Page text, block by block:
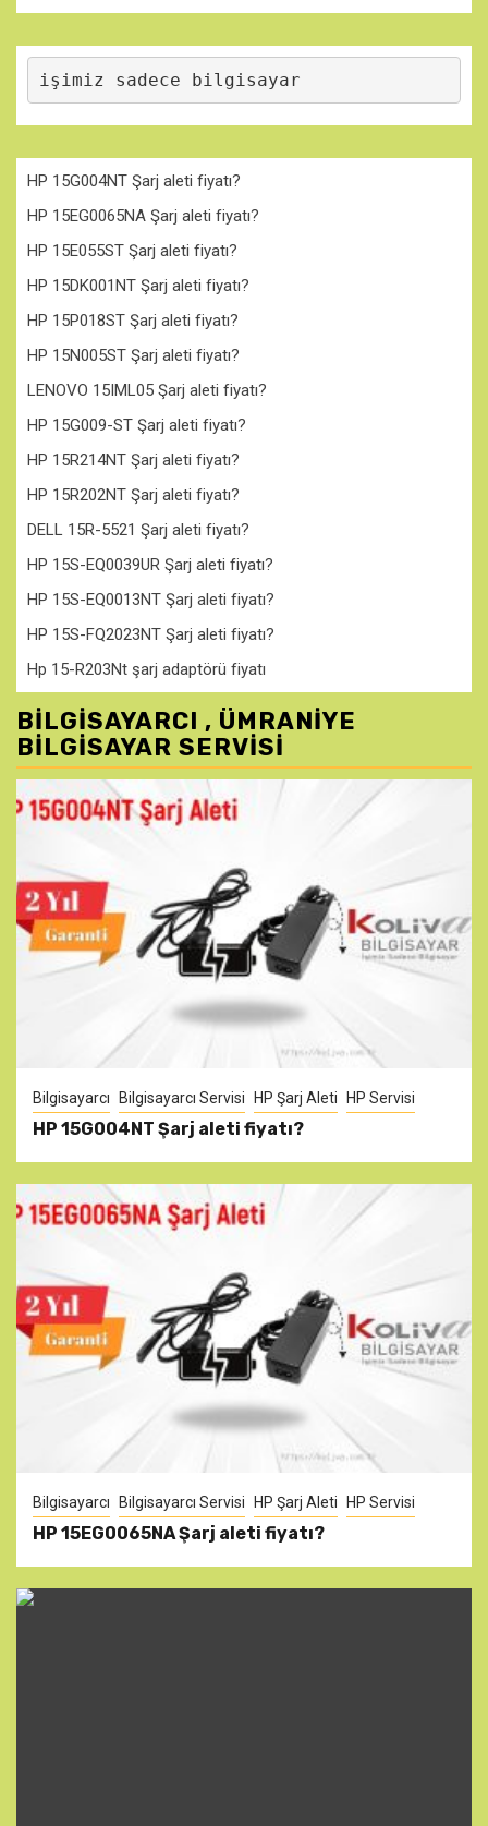
işimiz sadece bilgisayar
HP 15G004NT Şarj aleti fiyatı?
HP 15EG0065NA Şarj aleti fiyatı?
HP 15E055ST Şarj aleti fiyatı?
HP 15DK001NT Şarj aleti fiyatı?
HP 15P018ST Şarj aleti fiyatı?
HP 15N005ST Şarj aleti fiyatı?
LENOVO 15IML05 Şarj aleti fiyatı?
HP 15G009-ST Şarj aleti fiyatı?
HP 15R214NT Şarj aleti fiyatı?
HP 15R202NT Şarj aleti fiyatı?
DELL 15R-5521 Şarj aleti fiyatı?
HP 15S-EQ0039UR Şarj aleti fiyatı?
HP 15S-EQ0013NT Şarj aleti fiyatı?
HP 15S-FQ2023NT Şarj aleti fiyatı?
Hp 15-R203Nt şarj adaptörü fiyatı
BILGISAYARCI , ÜMRANIYE
BILGISAYAR SERVISI
Bilgisayarcı Bilgisayarcı Servisi HP Şarj Aleti HP Servisi
HP 15G004NT Şarj aleti fiyatı?
Bilgisayarcı Bilgisayarcı Servisi HP Şarj Aleti HP Servisi
HP 15EG0065NA Şarj aleti fiyatı?